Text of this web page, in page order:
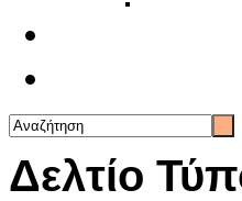
Δελτίο